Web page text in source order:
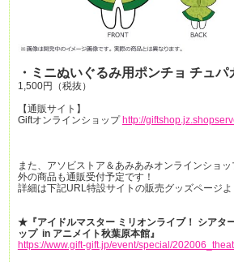
・ミニぬいぐるみ用ポンチョ チュパ
1,500円（税抜）
【通販サイト】
Giftオンラインショップ http://
また、アソビストア＆あみあみオンラインショ
外の商品も通販受付予定です！
詳細は下記URL特設サイトの販売グッズページよ
★『アイドルマスター ミリオンライブ！ シアタ
ップ in アニメイト秋葉原本館』
https://www.gift-gift.jp/event/special/